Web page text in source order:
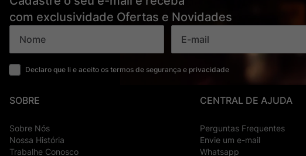
com exclusividade Ofertas e Novidades
Declaro que li e aceito os termos de segurança e privacidade
SOBRE
Sobre Nós
Nossa História
Trabalhe Conosco
CENTRAL DE AJUDA
Perguntas Frequentes
Envie um e-mail
Whatsapp